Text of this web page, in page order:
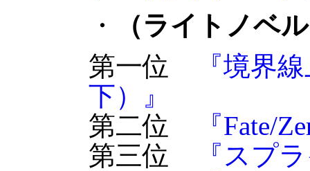
・
（ライトノベ
第一位
『境界
下）』
第二位
『Fate/
第三位
『スプ